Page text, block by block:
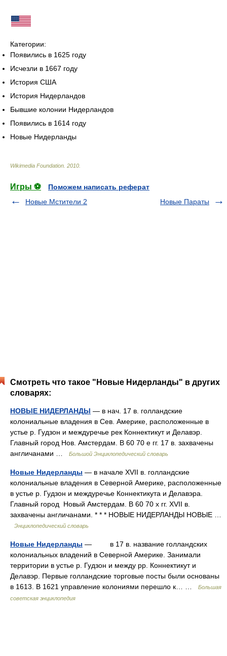
Категории:
Появились в 1625 году
Исчезли в 1667 году
История США
История Нидерландов
Бывшие колонии Нидерландов
Появились в 1614 году
Новые Нидерланды
Wikimedia Foundation 2010
Игры ⚽
Поможем написать реферат
Новые Мстители 2
Новые Параты
Смотреть что такое "Новые Нидерланды" в других
словарях:
НОВЫЕ НИДЕРЛАНДЫ — в нач. 17 в. голландские
колониальные владения в Сев. Америке, расположенные в
устье р. Гудзон и междуречье рек Коннектикут и Делавэр.
Главный город Нов. Амстердам. В 60 70 е гг. 17 в. захвачены
англичанами …
Большой Энциклопедический словарь
Новые Нидерланды — в начале XVII в. голландские
колониальные владения в Северной Америке, расположенные
в устье р. Гудзон и междуречье Коннектикута и Делавэра.
Главный город Новый Амстердам. В 60 70 х гг. XVII в.
захвачены англичанами. * * * НОВЫЕ НИДЕРЛАНДЫ НОВЫЕ …
Энциклопедический словарь
Новые Нидерланды — в 17 в. название голландских
колониальных владений в Северной Америке. Занимали
территории в устье р. Гудзон и между рр. Коннектикут и
Делавэр. Первые голландские торговые посты были основаны
в 1613. В 1621 управление колониями перешло к… …
Большая
советская энциклопедия